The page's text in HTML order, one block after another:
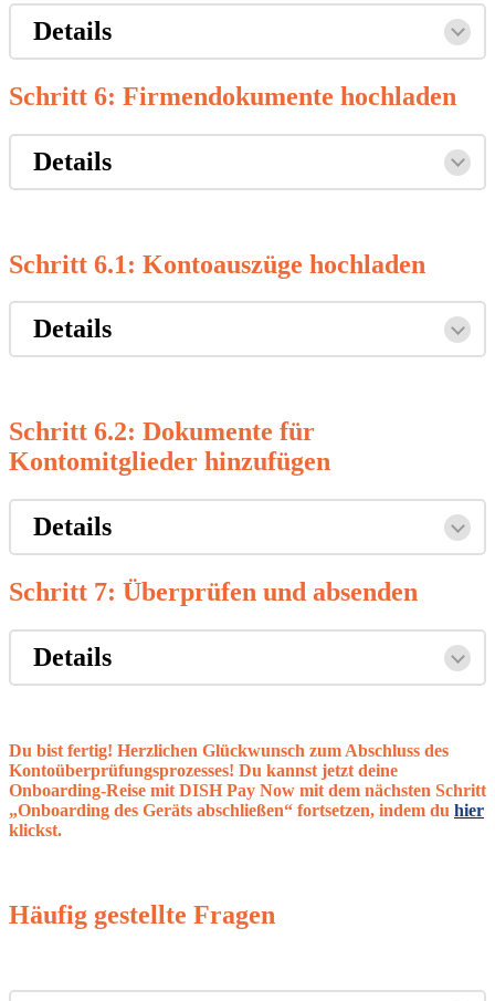
Details
Schritt 6: Firmendokumente hochladen
Details
Schritt 6.1: Kontoauszüge hochladen
Details
Schritt 6.2: Dokumente für
Kontomitglieder hinzufügen
Details
Schritt 7: Überprüfen und absenden
Details
Du bist fertig! Herzlichen Glückwunsch zum Abschluss des
Kontoüberprüfungsprozesses! Du kannst jetzt deine
Onboarding-Reise mit DISH Pay Now mit dem nächsten Schritt
„Onboarding des Geräts abschließen“ fortsetzen, indem du hier
klickst.
Häufig gestellte Fragen